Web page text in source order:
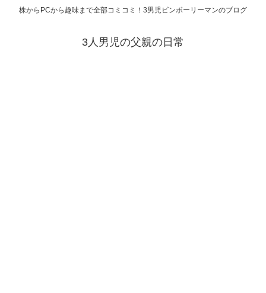
株からPCから趣味まで全部コミコミ！3男児ビンボーリーマンのブログ
3人男児の父親の日常